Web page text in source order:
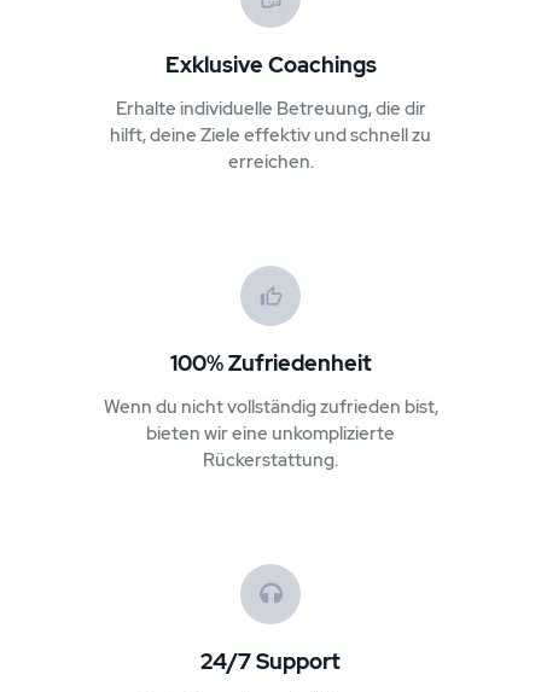
Exklusive Coachings
Erhalte individuelle Betreuung, die dir
hilft, deine Ziele effektiv und schnell zu
erreichen.
100% Zufriedenheit
Wenn du nicht vollständig zufrieden bist,
bieten wir eine unkomplizierte
Rückerstattung.
24/7 Support